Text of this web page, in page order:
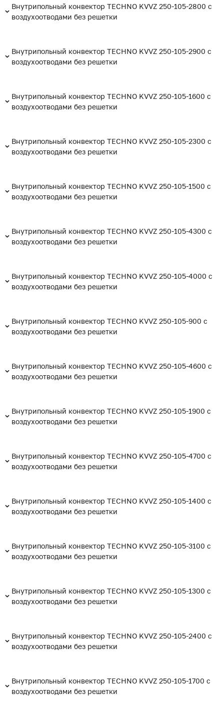
Внутрипольный конвектор TECHNO KVVZ 250-105-2800 с
воздухоотводами без решетки
Внутрипольный конвектор TECHNO KVVZ 250-105-2900 с
воздухоотводами без решетки
Внутрипольный конвектор TECHNO KVVZ 250-105-1600 с
воздухоотводами без решетки
Внутрипольный конвектор TECHNO KVVZ 250-105-2300 с
воздухоотводами без решетки
Внутрипольный конвектор TECHNO KVVZ 250-105-1500 с
воздухоотводами без решетки
Внутрипольный конвектор TECHNO KVVZ 250-105-4300 с
воздухоотводами без решетки
Внутрипольный конвектор TECHNO KVVZ 250-105-4000 с
воздухоотводами без решетки
Внутрипольный конвектор TECHNO KVVZ 250-105-900 с
воздухоотводами без решетки
Внутрипольный конвектор TECHNO KVVZ 250-105-4600 с
воздухоотводами без решетки
Внутрипольный конвектор TECHNO KVVZ 250-105-1900 с
воздухоотводами без решетки
Внутрипольный конвектор TECHNO KVVZ 250-105-4700 с
воздухоотводами без решетки
Внутрипольный конвектор TECHNO KVVZ 250-105-1400 с
воздухоотводами без решетки
Внутрипольный конвектор TECHNO KVVZ 250-105-3100 с
воздухоотводами без решетки
Внутрипольный конвектор TECHNO KVVZ 250-105-1300 с
воздухоотводами без решетки
Внутрипольный конвектор TECHNO KVVZ 250-105-2400 с
воздухоотводами без решетки
Внутрипольный конвектор TECHNO KVVZ 250-105-1700 с
воздухоотводами без решетки